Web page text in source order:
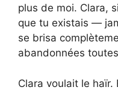
plus de moi. Clara,
que tu existais —
se brisa
abandonnées
Clara voulait le haïr.